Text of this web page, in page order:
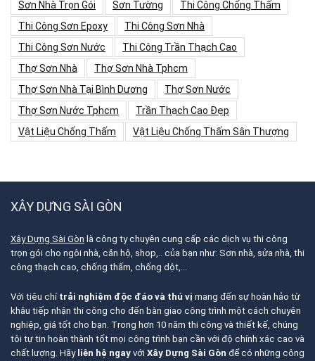
Sơn Nhà Trọn Gói Sơn Tường
Thi Công Chống Thấm
Thi Công Sơn Epoxy
Thi Công Sơn Nhà
Thi Công Sơn Nước
Thi Công Trần Thạch Cao
Thợ Sơn Nhà
Thợ Sơn Nhà Tphcm
Thợ Sơn Nhà Tại Bình Dương
Thợ Sơn Nước
Thợ Sơn Nước Tphcm
Trần Thạch Cao Đẹp
Vật Liệu Chống Thấm
Vật Liệu Chống Thấm Sân Thượng
XÂY DỰNG SÀI GÒN
Xây Dựng Sài Gòn là công ty chuyên cung cấp các dịch vụ thi công
trọn gói cho ngôi nhà, căn hộ, shop,.. của bạn như: Sơn nhà, sửa nhà, thi
công thạch cao, chống thấm, chống dột,…
Với tiêu chí trải nghiệm độc đáo và thú vị mang đến sự hoàn hảo từ
khâu tiếp nhận thi công cho đến bàn giao công trình một cách chuyên
nghiệp, giá tốt cho bạn. Trong hơn 10 năm thi công và thiết kế, chúng
tôi tự tin hoàn thành tốt mọi công trình bạn cần với độ chính xác cao và
chất lượng. Hãy liên hệ ngay với Xây Dựng Sài Gòn để có những công